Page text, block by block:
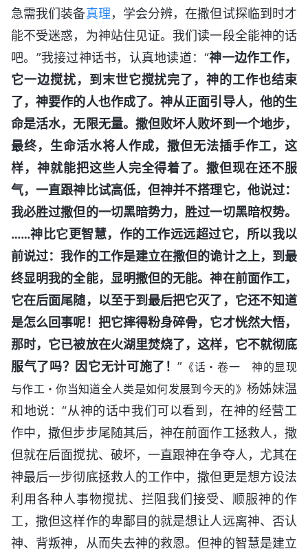
急需我们装备真理，学会分辨，在撒但试探临到时才
能不受迷惑，为神站住见证。我们读一段全能神的话
吧。”我接过神话书，认真地读道：“神一边作工作，
它一边搅扰，到末世它搅扰完了，神的工作也结束
了，神要作的人也作成了。神从正面引导人，他的生
命是活水，无限无量。撒但败坏人败坏到一个地步，
最终，生命活水将人作成，撒但无法插手作工，这
样，神就能把这些人完全得着了。撒但现在还不服
气，一直跟神比试高低，但神并不搭理它，他说过：
我必胜过撒但的一切黑暗势力，胜过一切黑暗权势。
……神比它更智慧，作的工作远远超过它，所以我以
前说过：我作的工作是建立在撒但的诡计之上，到最
终显明我的全能，显明撒但的无能。神在前面作工，
它在后面尾随，以至于到最后把它灭了，它还不知道
是怎么回事呢！把它摔得粉身碎骨，它才恍然大悟，
那时，它已被放在火湖里焚烧了，这样，它不就彻底
服气了吗？因它无计可施了！” 《话・卷一 神的显现
与作工・你当知道全人类是如何发展到今天的》 杨姊妹温
和地说：“从神的话中我们可以看到，在神的经营工
作中，撒但步步尾随其后，神在前面作工拯救人，撒
但就在后面搅扰、破坏，一直跟神在争夺人，尤其在
神最后一步彻底拯救人的工作中，撒但更是想方设法
利用各种人事物搅扰、拦阻我们接受、顺服神的作
工，撒但这样作的卑鄙目的就是想让人远离神、否认
神、背叛神，从而失去神的救恩。但神的智慧是建立